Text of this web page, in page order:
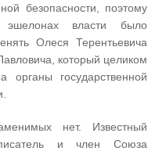
безопасности, поэтому
власти было
Олеся Терентьевича
который целиком
органы государственной
нет. Известный
и член Союза